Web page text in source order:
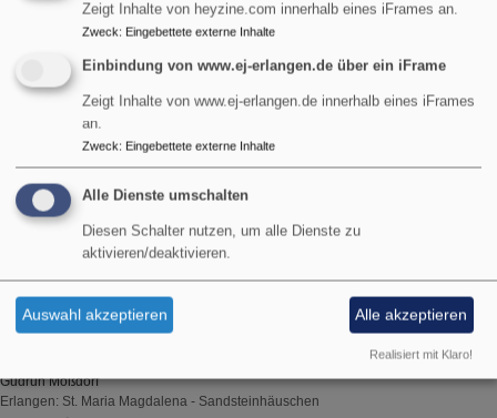
Die nächsten Termine
Erweiterter Filter
Di, 18.8. 15:30 Uhr
Inselcafé
Gemütliches Beisammensein bei Kaffee, Kuchen und guten
Gudrun Moßdorf
Erlangen St. Maria Magdalena - Sandsteinhäuschen
Zeigt Inhalte von heyzine.com innerhalb eines iFrames an.
Zweck: Eingebettete externe Inhalte
Einbindung von www.ej-erlangen.de über ein iFrame
Zeigt Inhalte von www.ej-erlangen.de innerhalb eines iFrames
an.
Zweck: Eingebettete externe Inhalte
Alle Dienste umschalten
Diesen Schalter nutzen, um alle Dienste zu
aktivieren/deaktivieren.
Auswahl akzeptieren Alle akzeptieren
Realisiert mit Klaro!